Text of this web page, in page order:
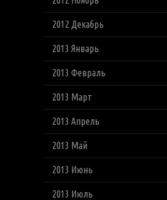
2012 Декабрь
2013 Январь
2013 Февраль
2013 Март
2013 Апрель
2013 Май
2013 Июнь
2013 Июль